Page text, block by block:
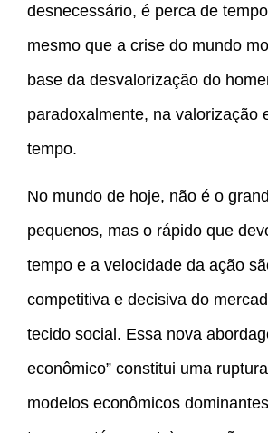
desnecessário, é perca de
mesmo que a crise do mundo
base da desvalorização do
paradoxalmente, na valorização
tempo.
No mundo de hoje, não é o
pequenos, mas o rápido que
tempo e a velocidade da ação
competitiva e decisiva do
tecido social. Essa nova
econômico” constitui uma
modelos econômicos